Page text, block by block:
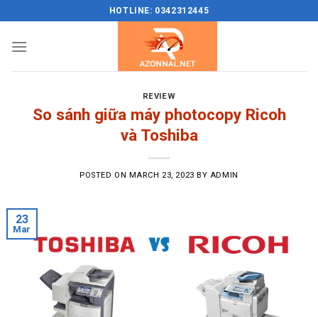
content
HOTLINE: 0342312445
REVIEW
So sánh giữa máy photocopy Ricoh
và Toshiba
POSTED ON MARCH 23, 2023 BY ADMIN
23
Mar